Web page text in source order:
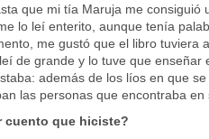
que mi tía Maruja me consiguió
lo leí enterito, aunque tenía
me gustó que el libro tuviera
de grande y lo tuve que enseñar
además de los líos en que
las personas que encontraba en
cuento que hiciste?